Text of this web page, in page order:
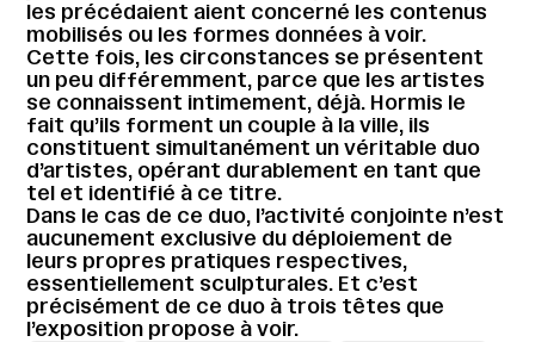
les précédaient aient concerné les contenus
mobilisés ou les formes données à voir.
Cette fois, les circonstances se présentent
un peu différemment, parce que les artistes
se connaissent intimement, déjà. Hormis le
fait qu’ils forment un couple à la ville, ils
constituent simultanément un véritable duo
d’artistes, opérant durablement en tant que
tel et identifié à ce titre.
Dans le cas de ce duo, l’activité conjointe n’est
aucunement exclusive du déploiement de
leurs propres pratiques respectives,
essentiellement sculpturales. Et c’est
précisément de ce duo à trois têtes que
l’exposition propose à voir.